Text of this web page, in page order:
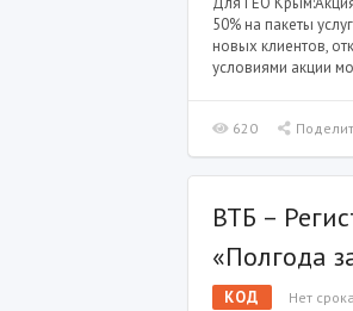
50% на пакеты
новых клиентов,
условиями акции
620
ВТБ –
«Полгода
КОД Нет срока